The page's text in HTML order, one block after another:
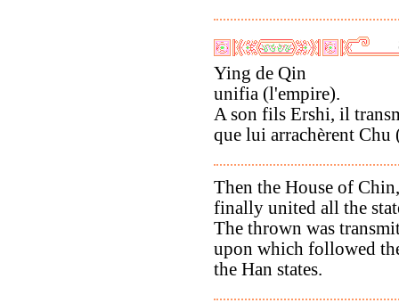
Ying de Qin
unifia (l'empire).
A son fils Ershi, il
que lui arrachèrent
Then the House of
finally united all the
The thrown was
upon which followed
the Han states.